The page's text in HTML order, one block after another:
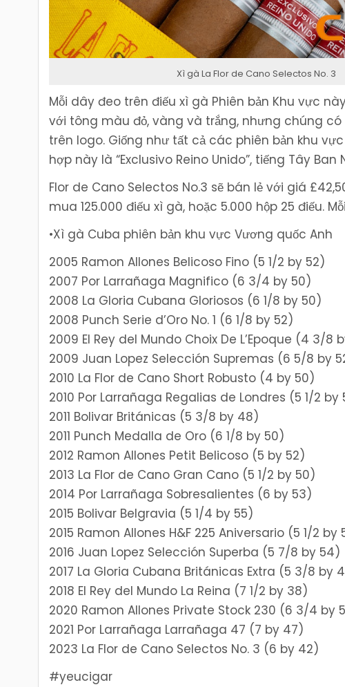
Xì gà La Flor de Cano Selectos No. 3
Mỗi dây đeo trên điếu xì gà Phiên bản Khu vực
với tông màu đỏ, vàng và trắng, nhưng chúng
trên logo. Giống như tất cả các phiên bản khu
hợp này là “Exclusivo Reino Unido”, tiếng Tây
Flor de Cano Selectos No.3 sẽ bán lẻ với giá
mua 125.000 điếu xì gà, hoặc 5.000 hộp 25 điếu.
•Xì gà Cuba phiên bản khu vực Vương quốc Anh
2005 Ramon Allones Belicoso Fino (5 1/2 by 52)
2007 Por Larrañaga Magnifico (6 3/4 by 50)
2008 La Gloria Cubana Gloriosos (6 1/8 by 50)
2008 Punch Serie d’Oro No. 1 (6 1/8 by 52)
2009 El Rey del Mundo Choix De L’Epoque (4 3/8
2009 Juan Lopez Selección Supremas (6 5/8 by
2010 La Flor de Cano Short Robusto (4 by 50)
2010 Por Larrañaga Regalias de Londres (5 1/2 by
2011 Bolivar Británicas (5 3/8 by 48)
2011 Punch Medalla de Oro (6 1/8 by 50)
2012 Ramon Allones Petit Belicoso (5 by 52)
2013 La Flor de Cano Gran Cano (5 1/2 by 50)
2014 Por Larrañaga Sobresalientes (6 by 53)
2015 Bolivar Belgravia (5 1/4 by 55)
2015 Ramon Allones H&F 225 Aniversario (5 1/2 by
2016 Juan Lopez Selección Superba (5 7/8 by 54)
2017 La Gloria Cubana Británicas Extra (5 3/8 by
2018 El Rey del Mundo La Reina (7 1/2 by 38)
2020 Ramon Allones Private Stock 230 (6 3/4 by
2021 Por Larrañaga Larrañaga 47 (7 by 47)
2023 La Flor de Cano Selectos No. 3 (6 by 42)
#yeucigar